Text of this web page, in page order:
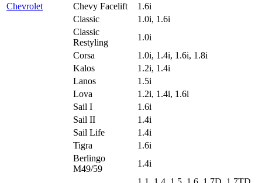
Chevrolet
Chevy Facelift
1.6i
Classic
1.0i, 1.6i
Classic
Restyling
1.0i
Corsa
1.0i, 1.4i, 1.6i, 1.8i
Kalos
1.2i, 1.4i
Lanos
1.5i
Lova
1.2i, 1.4i, 1.6i
Sail I
1.6i
Sail II
1.4i
Sail Life
1.4i
Tigra
1.6i
Berlingo
M49/59
1.4i